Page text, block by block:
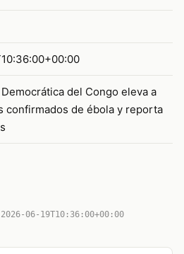
del Congo eleva a
confirmados de ébola y reporta
06-19T10:36:00+00:00